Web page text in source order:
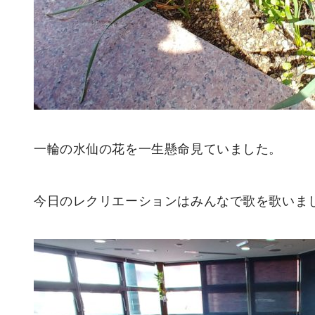
一輪の水仙の花を一生懸命見ていました。
今日のレクリエーションはみんなで歌を歌いま